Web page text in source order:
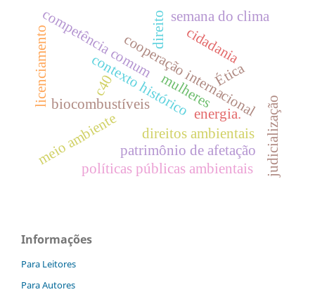
biocombustíveis
contexto histórico
cooperação internacional
energia.
competência comum
licenciamento
meio ambiente
direito
Ética
cidadania
direitos ambientais judicialização
patrimônio de afetação
políticas públicas ambientais
c40
semana do clima
mulheres
Informações
Para Leitores
Para Autores